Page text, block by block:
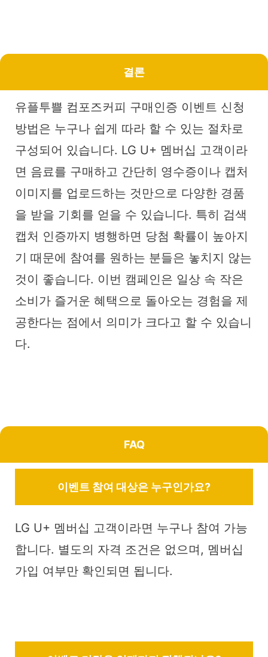
결론
유플투쁠 컴포즈커피 구매인증 이벤트 신청
방법은 누구나 쉽게 따라 할 수 있는 절차로
구성되어 있습니다. LG U+ 멤버십 고객이라
면 음료를 구매하고 간단히 영수증이나 캡처
이미지를 업로드하는 것만으로 다양한 경품
을 받을 기회를 얻을 수 있습니다. 특히 검색
캡처 인증까지 병행하면 당첨 확률이 높아지
기 때문에 참여를 원하는 분들은 놓치지 않는
것이 좋습니다. 이번 캠페인은 일상 속 작은
소비가 즐거운 혜택으로 돌아오는 경험을 제
공한다는 점에서 의미가 크다고 할 수 있습니
다.
FAQ
이벤트 참여 대상은 누구인가요?
LG U+ 멤버십 고객이라면 누구나 참여 가능
합니다. 별도의 자격 조건은 없으며, 멤버십
가입 여부만 확인되면 됩니다.